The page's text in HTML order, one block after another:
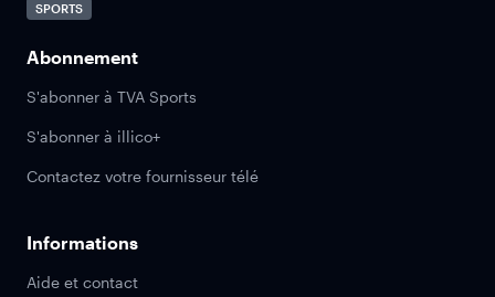
SPORTS
Abonnement
S'abonner à TVA Sports
S'abonner à illico+
Contactez votre fournisseur télé
Informations
Aide et contact